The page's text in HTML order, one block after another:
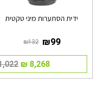
ידית הסתערות מיני טקטית
‏132 ₪
‏11,022 ₪ ‏8,268 ₪